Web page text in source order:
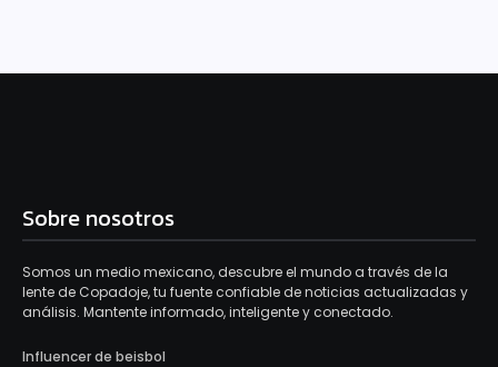
Sobre nosotros
Somos un medio mexicano, descubre el mundo a través de la
lente de Copadoje, tu fuente confiable de noticias actualizadas y
análisis. Mantente informado, inteligente y conectado.
Influencer de beisbol